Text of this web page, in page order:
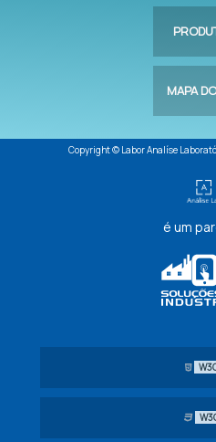
MAPA
Copyright © Labor Analíse
é um